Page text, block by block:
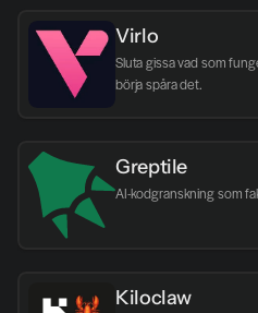
Virlo
Sluta gissa vad som
börja spåra det.
Greptile
AI-kodgranskning som
Kiloclaw